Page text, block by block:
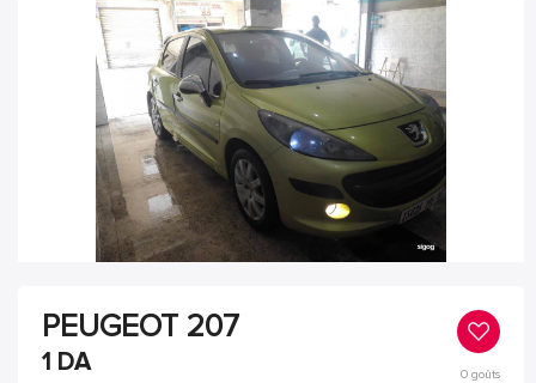
PEUGEOT 207
1 DA 0goûts